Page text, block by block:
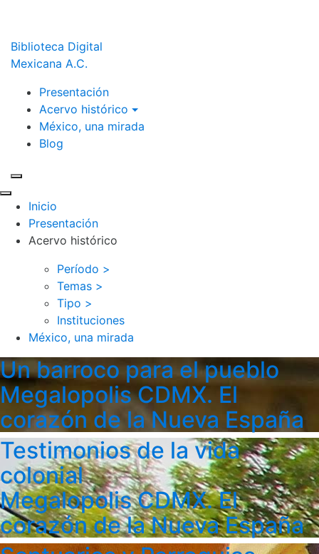
Biblioteca Digital
Mexicana A.C.
Presentación
Acervo histórico
México, una mirada
Blog
Inicio
Presentación
Acervo histórico
Período >
Temas >
Tipo >
Instituciones
México, una mirada
Un barroco para el pueblo
Megalopolis CDMX. El
corazón de la Nueva España
Testimonios de la vida
colonial
Megalopolis CDMX. El
corazón de la Nueva España